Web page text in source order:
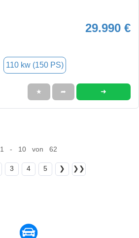
29.990 €
110 kw (150 PS)
★ ➦ ➜
1 - 10 von 62
3 4 5 ❯ ❯❯